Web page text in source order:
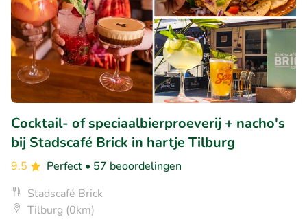
Cocktail- of speciaalbierproeverij + nacho's
bij Stadscafé Brick in hartje Tilburg
9.5 Perfect • 57 beoordelingen
Stadscafé Brick
Tilburg (0km)